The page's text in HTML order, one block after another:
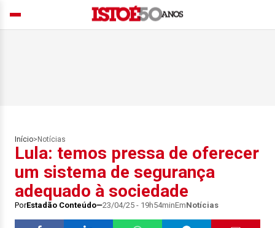
Início> Notícias
Lula: temos pressa de oferecer
um sistema de segurança
adequado à sociedade
PorEstadão Conteúdo 23/04/25 - 19h54minEmNotícias